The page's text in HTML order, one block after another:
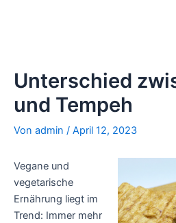
Unterschied
und Tempeh
Von admin / April 12, 2023
Vegane und
vegetarische
Ernährung liegt im
Trend: Immer mehr